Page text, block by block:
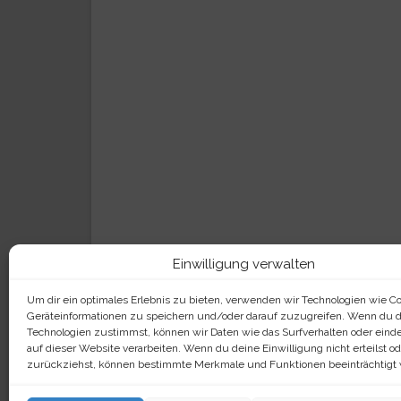
Einwilligung verwalten
Um dir ein optimales Erlebnis zu bieten, verwenden wir Technologien wie
Geräteinformationen zu speichern und/oder darauf zuzugreifen. Wenn du
Technologien zustimmst, können wir Daten wie das Surfverhalten oder
auf dieser Website verarbeiten. Wenn du deine Einwilligung nicht erteilst
zurückziehst, können bestimmte Merkmale und Funktionen beeinträchtigt